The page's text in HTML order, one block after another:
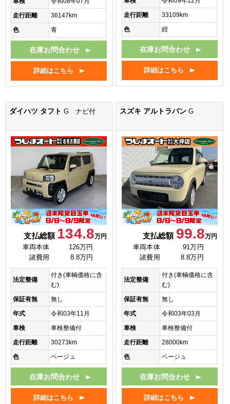
走行距離
36147km
色
青
在庫お問合わせ
詳細はこちら
走行距離
33109km
色
紺
在庫お問合わせ
詳細はこちら
ダイハツ タフト G ナビ付
支払総額 134.8万円
車両本体
126万円
諸費用
8.8万円
法定整備
付き(車輌価格に含
む)
保証有無
無し
年式
令和03年11月
車検
車検整備付
走行距離
30273km
色
ベージュ
在庫お問合わせ
詳細はこちら
スズキ アルトラパンG
支払総額 99.8万円
車両本体
91万円
諸費用
8.8万円
法定整備
付き(車輌価格に含
む)
保証有無
無し
年式
令和03年03月
車検
車検整備付
走行距離
28000km
色
ベージュ
在庫お問合わせ
詳細はこちら